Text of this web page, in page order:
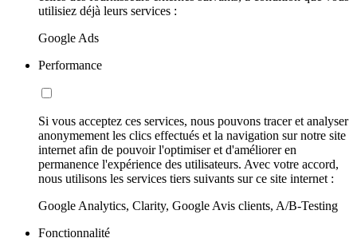
utilisiez déjà leurs services :
Google Ads
Performance
Si vous acceptez ces services, nous pouvons tracer et analyser
anonymement les clics effectués et la navigation sur notre site
internet afin de pouvoir l'optimiser et d'améliorer en
permanence l'expérience des utilisateurs. Avec votre accord,
nous utilisons les services tiers suivants sur ce site internet :
Google Analytics, Clarity, Google Avis clients, A/B-Testing
Fonctionnalité